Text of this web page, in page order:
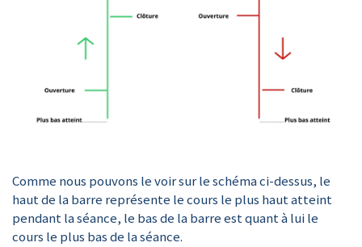
Comme nous pouvons le voir sur le schéma ci-dessus, le
haut de la barre représente le cours le plus haut atteint
pendant la séance, le bas de la barre est quant à lui le
cours le plus bas de la séance.